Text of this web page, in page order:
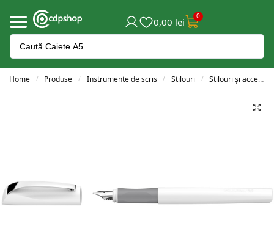
0,00 lei 0
Home / Produse / Instrumente de scris / Stilouri / Stilouri și accesorii